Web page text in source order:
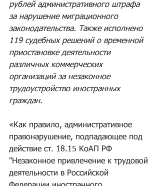
рублей административного штрафа
за нарушение миграционного
законодательства. Также исполнено
119 судебных решений о временной
приостановке деятельности
различных коммерческих
организаций за незаконное
трудоустройство иностранных
граждан.
«Как правило, административное
правонарушение, подпадающее под
действие ст. 18.15 КоАП РФ
"Незаконное привлечение к трудовой
деятельности в Российской